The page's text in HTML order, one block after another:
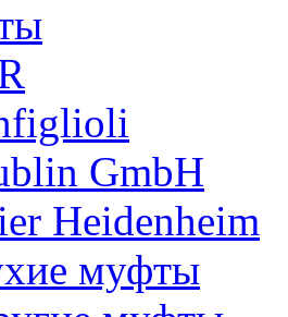
GmbH
Heidenheim
муфты